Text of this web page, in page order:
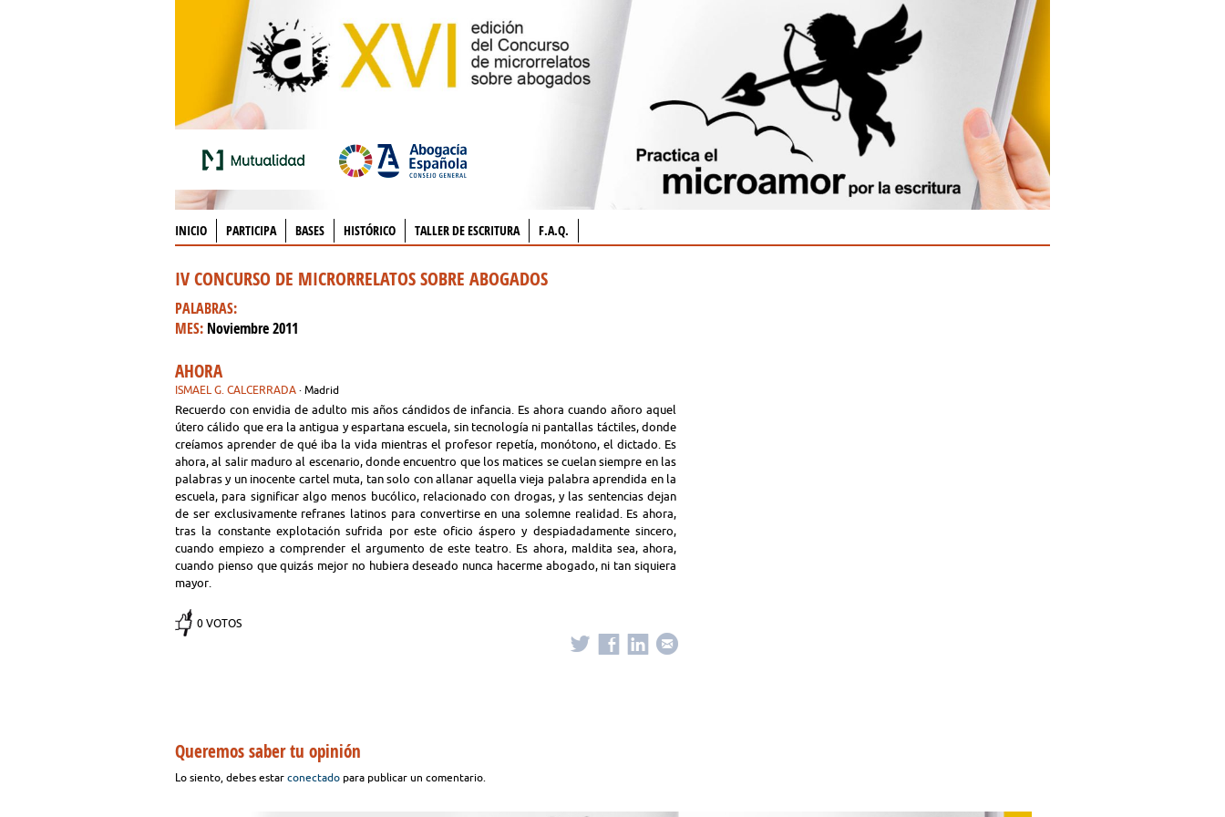
INICIO PARTICIPA BASES HISTÓRICO TALLER DE ESCRITURA F.A.Q.
IV CONCURSO DE MICRORRELATOS SOBRE ABOGADOS
PALABRAS:
MES: Noviembre 2011
AHORA
ISMAEL G. CALCERRADA · Madrid
Recuerdo con envidia de adulto mis años cándidos de infancia. Es ahora cuando añoro aquel
útero cálido que era la antigua y espartana escuela, sin tecnología ni pantallas táctiles, donde
creíamos aprender de qué iba la vida mientras el profesor repetía, monótono, el dictado. Es
ahora, al salir maduro al escenario, donde encuentro que los matices se cuelan siempre en las
palabras y un inocente cartel muta, tan solo con allanar aquella vieja palabra aprendida en la
escuela, para significar algo menos bucólico, relacionado con drogas, y las sentencias dejan
de ser exclusivamente refranes latinos para convertirse en una solemne realidad. Es ahora,
tras la constante explotación sufrida por este oficio áspero y despiadadamente sincero,
cuando empiezo a comprender el argumento de este teatro. Es ahora, maldita sea, ahora,
cuando pienso que quizás mejor no hubiera deseado nunca hacerme abogado, ni tan siquiera
mayor.
0 VOTOS
Queremos saber tu opinión
Lo siento, debes estar conectado para publicar un comentario.